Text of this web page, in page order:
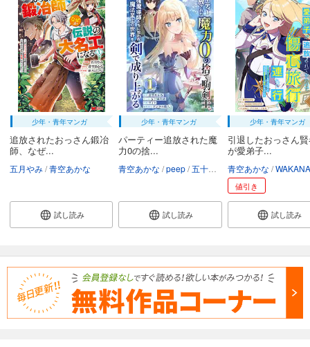
少年・青年マンガ
追放されたおっさん鍛冶
師、なぜ...
五月やみ 青空あかな
試し読み
少年・青年マンガ
パーティー追放された魔
力0の捨...
青空あかな peep 五十嵐真緒 ウィト・泉野将大
試し読み
少年・青年マンガ
引退したおっさん
が愛弟子...
青空あかな WAKANA
値引き
試し読み